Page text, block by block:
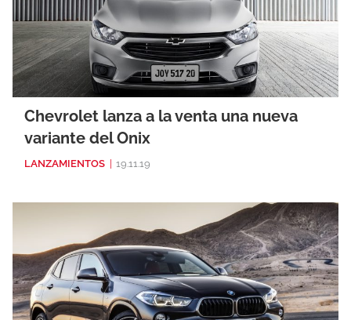
Chevrolet lanza a la venta una nueva
variante del Onix
LANZAMIENTOS 19.11.19